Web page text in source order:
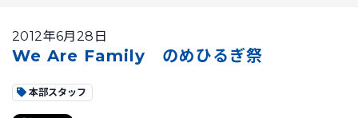
2012年6月28日
We Are Family のめひるぎ祭
本部スタッフ